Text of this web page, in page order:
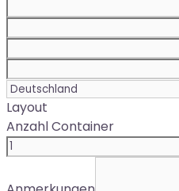
Layout
Anzahl Container